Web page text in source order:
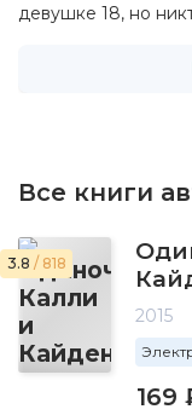
девушке 18, но
Все книги
3.8 / 818
2015
169